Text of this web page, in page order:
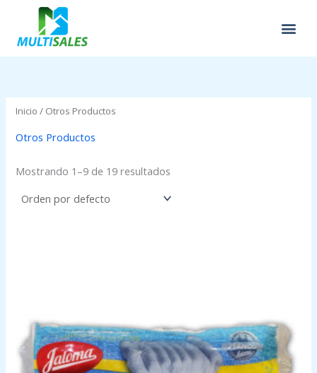
contenido
Inicio / Otros Productos
Otros Productos
Mostrando 1–9 de 19 resultados